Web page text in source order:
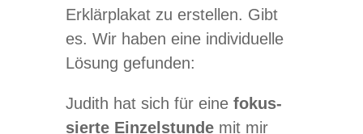
Erklär­pla­kat zu erstel­len. Gibt
es. Wir haben eine indi­vi­du­elle
Lösung gefunden:
Judith hat sich für eine fokus­
sierte Ein­zel­stundemit mir